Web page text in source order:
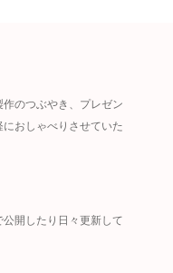
のつぶやき、プレゼン
おしゃべりさせていた
開したり日々更新して